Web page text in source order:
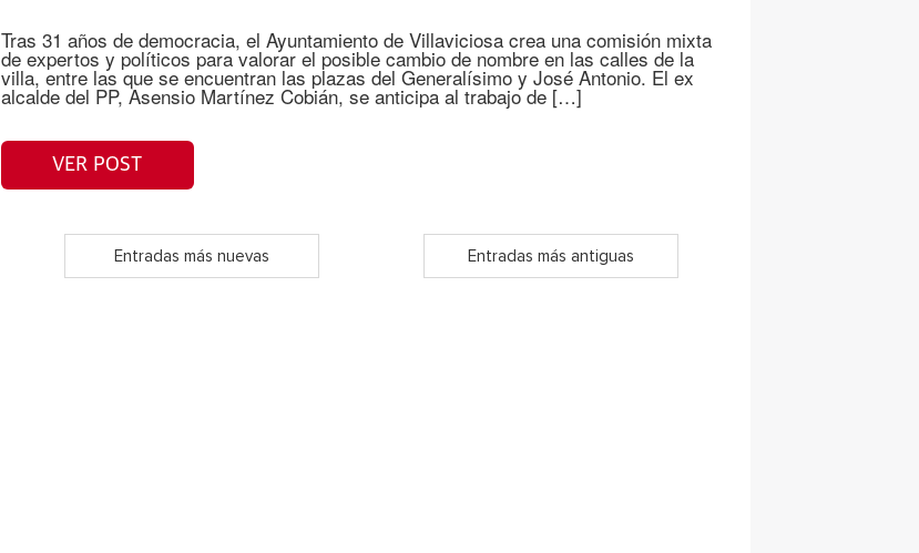
Tras 31 años de democracia, el Ayuntamiento de Villaviciosa crea una comisión mixta
de expertos y políticos para valorar el posible cambio de nombre en las calles de la
villa, entre las que se encuentran las plazas del Generalísimo y José Antonio. El ex
alcalde del PP, Asensio Martínez Cobián, se anticipa al trabajo de […]
VER POST
Entradas más nuevas Entradas más antiguas